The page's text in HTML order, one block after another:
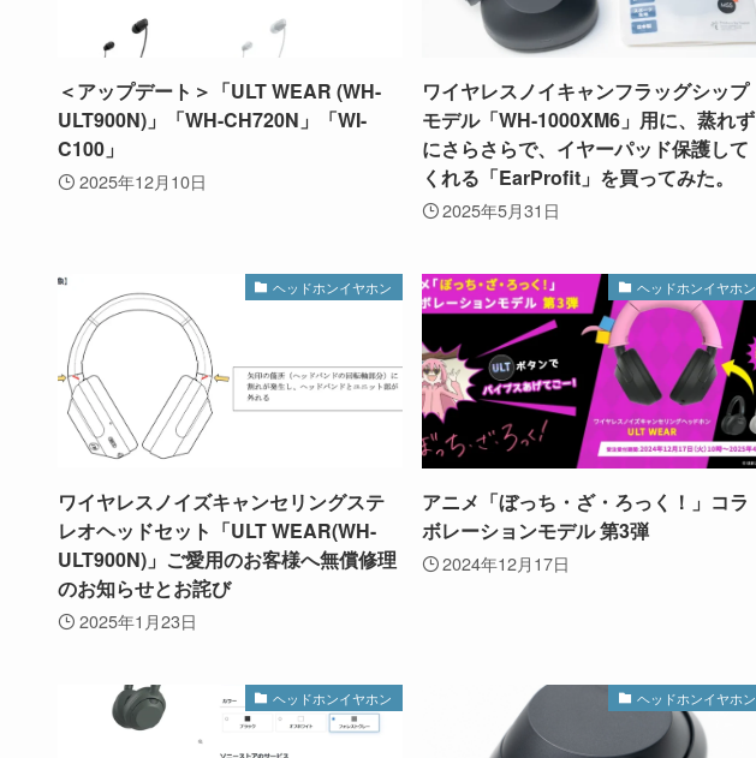
＜アップデート＞「ULT WEAR (WH-
ULT900N)」「WH-CH720N」「WI-
C100」
2025年12月10日
ワイヤレスノイキャンフラッグシップ
モデル「WH-1000XM6」用に、蒸れず
にさらさらで、イヤーパッド保護して
くれる「EarProfit」を買ってみた。
2025年5月31日
ヘッドホンイヤホン
ワイヤレスノイズキャンセリングステ
レオヘッドセット「ULT WEAR(WH-
ULT900N)」ご愛用のお客様へ無償修理
のお知らせとお詫び
2025年1月23日
ヘッドホンイヤホン
アニメ「ぼっち・ざ・ろっく！」コラ
ボレーションモデル 第3弾
2024年12月17日
ヘッドホンイヤホン ヘッドホンイヤホン